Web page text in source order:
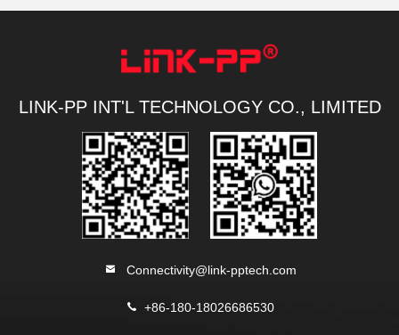
LINK-PP INT'L TECHNOLOGY CO., LIMITED
Connectivity@link-pptech.com
+86-180-18026686530